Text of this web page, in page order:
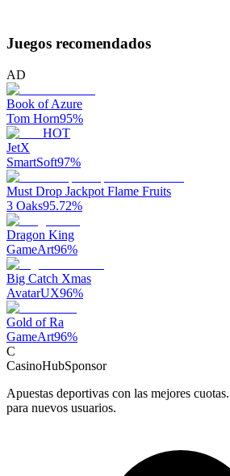
Juegos recomendados
AD
Book of Azure
Tom Horn95%
HOT
JetX
SmartSoft97%
Must Drop Jackpot Flame Fruits
3 Oaks95.72%
Dragon King
GameArt96%
Big Catch Xmas
AvatarUX96%
Gold of Ra
GameArt96%
C
CasinoHubSponsor
Apuestas deportivas con las mejores
para nuevos usuarios.